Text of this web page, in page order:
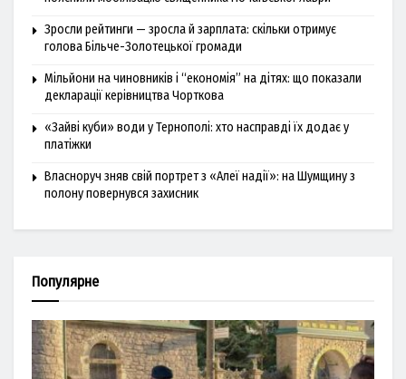
Зросли рейтинги — зросла й зарплата: скільки отримує
голова Більче-Золотецької громади
Мільйони на чиновників і “економія” на дітях: що показали
декларації керівництва Чорткова
«Зайві куби» води у Тернополі: хто насправді їх додає у
платіжки
Власноруч зняв свій портрет з «Алеї надії»: на Шумщину з
полону повернувся захисник
Популярне